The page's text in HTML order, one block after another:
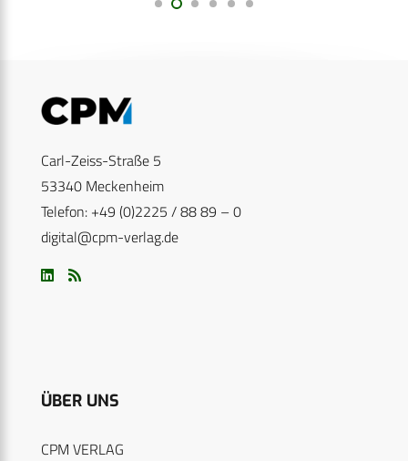
Carl-Zeiss-Straße 5
53340 Meckenheim
Telefon: +49 (0)2225 / 88 89 – 0
digital@cpm-verlag.de
ÜBER UNS
CPM VERLAG